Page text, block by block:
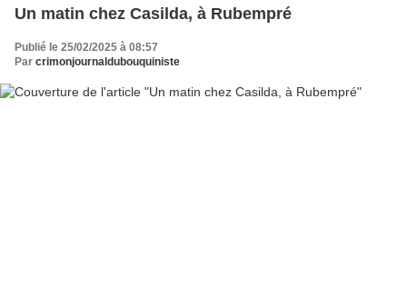
Un matin chez Casilda, à Rubempré
Publié le 25/02/2025 à 08:57
Par crimonjournaldubouquiniste